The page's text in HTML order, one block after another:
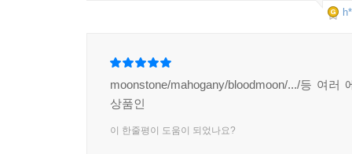
moonstone/mahogany/bloodmoon/.../등 여러
상품인
이 한줄평이 도움이 되었나요?